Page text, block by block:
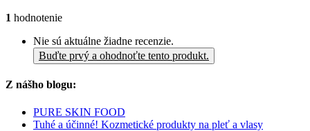
1 hodnotenie
Nie sú aktuálne žiadne recenzie.
Buďte prvý a ohodnoťte tento produkt.
Z nášho blogu:
PURE SKIN FOOD
Tuhé a účinné! Kozmetické produkty na pleť a vlasy